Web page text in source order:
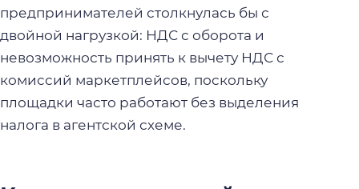
предпринимателей столкнулась бы с
двойной нагрузкой: НДС с оборота и
невозможность принять к вычету НДС с
комиссий маркетплейсов, поскольку
площадки часто работают без выделения
налога в агентской схеме.